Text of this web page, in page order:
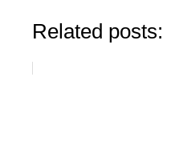
Related posts: